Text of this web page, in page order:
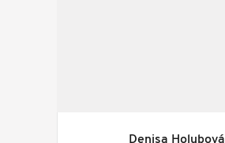
Denisa Holubová